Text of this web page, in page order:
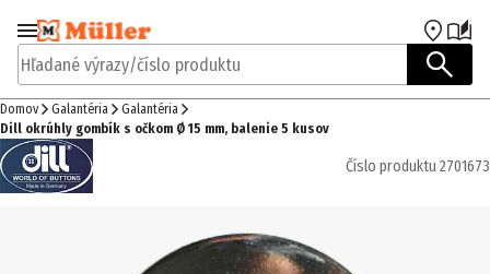
Prejsť na navigáciu
Prejsť na hlavný obsah
Hľadané výrazy/číslo produktu
Domov Galantéria
Galantéria
Dill okrúhly gombík s očkom Ø 15 mm, balenie 5 kusov
Číslo produktu 2701673